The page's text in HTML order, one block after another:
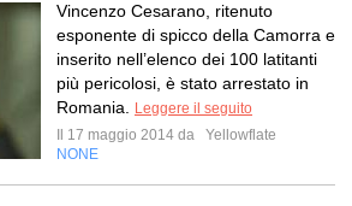
Vincenzo Cesarano, ritenuto
esponente di spicco della Camorra e
inserito nell’elenco dei 100 latitanti
più pericolosi, è stato arrestato in
Romania.
Leggere il seguito
Il 17 maggio 2014 da
Yellowflate
NONE